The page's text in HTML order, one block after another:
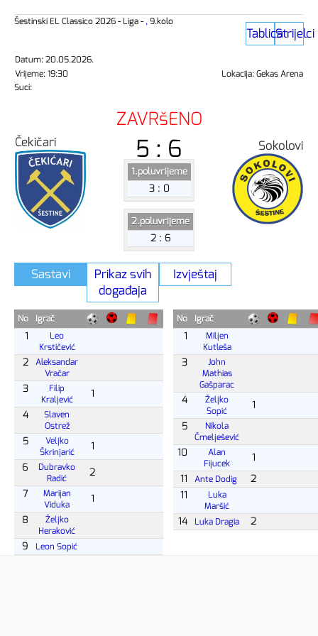
Šestinski EL Classico 2026 - Liga - ,9.kolo
Strijelci
Tablica
Datum: 20.05.2026.
Vrijeme: 19:30
Lokacija: Gekas Arena
Suci:
Čekičari
ZAVRšENO
5 : 6
1.poluvrijeme
3 : 0
2.poluvrijeme
2 : 6
Sokolovi
Sastavi
Prikaz svih
događaja
Izvještaj
No Igrač
1
Leo
Krstičević
2
Aleksandar
Vračar
3
Filip
Kraljević
1
4
Slaven
Ostrež
5
Veljko
Škrinjarić
1
6
Dubravko
Radić
2
7
Marijan
Viduka
1
8
Željko
Heraković
9 Leon Sopić
No Igrač
1
Miljen
Kutleša
3
John
Mathias
Gašparac
4
Željko
Sopić
1
5
Nikola
Čmelješević
10
Alan
Fijucek
1
11
Ante Dodig
2
11
Luka
Maršić
14 Luka Dragia 2